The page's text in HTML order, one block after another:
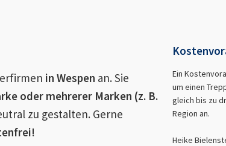
in Wespen an. Sie
oder mehrerer Marken (z. B.
zu gestalten. Gerne
Ein
um einen
gleich bis zu
Region an.
Heike